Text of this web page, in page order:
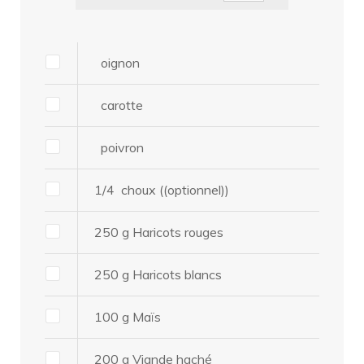
oignon
carotte
poivron
1/4 choux ((optionnel))
250 g Haricots rouges
250 g Haricots blancs
100 g Maïs
200 g Viande haché